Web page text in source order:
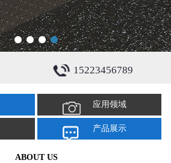
15223456789
应用领域
产品展示
ABOUT US